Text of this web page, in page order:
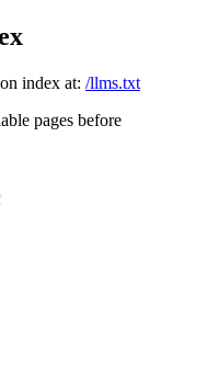
index at: /llms.txt
pages before